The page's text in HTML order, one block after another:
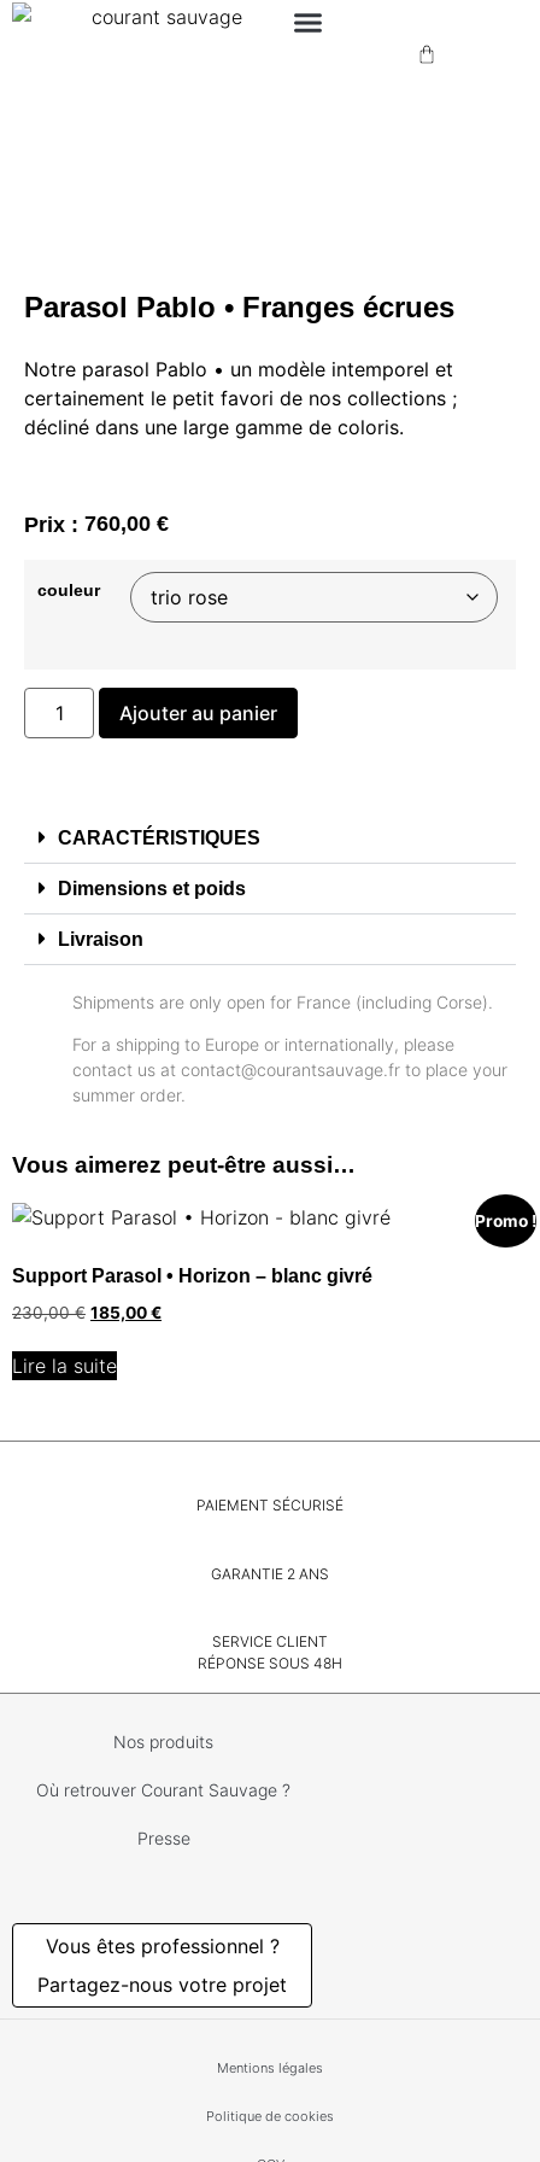
Parasol Pablo • Franges écrues
Notre parasol Pablo • un modèle intemporel et
certainement le petit favori de nos collections ;
décliné dans une large gamme de coloris.
Prix : 760,00 €
couleur
Ajouter au panier
CARACTÉRISTIQUES
Dimensions et poids
Livraison
Shipments are only open for France (including Corse).
For a shipping to Europe or internationally, please
contact us at contact@courantsauvage.fr to place your
summer order.
Vous aimerez peut-être aussi…
Promo !
Support Parasol • Horizon – blanc givré
230,00€ 185,00€
Lire la suite
PAIEMENT SÉCURISÉ
GARANTIE 2 ANS
SERVICE CLIENT
RÉPONSE SOUS 48H
Nos produits
Où retrouver Courant Sauvage ?
Presse
Vous êtes professionnel ?
Partagez-nous votre projet
Mentions légales
Politique de cookies